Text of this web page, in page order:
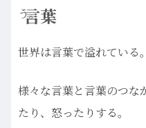
言葉
う。
世界は言葉で溢れている。
様々な言葉と言葉のつな
たり、怒ったりする。